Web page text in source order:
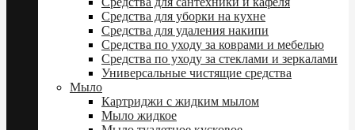
Средства для уборки на кухне
Средства для удаления накипи
Средства по уходу за коврами и мебелью
Средства по уходу за стеклами и зеркалами
Универсальные чистящие средства
Мыло
Картриджи с жидким мылом
Мыло жидкое